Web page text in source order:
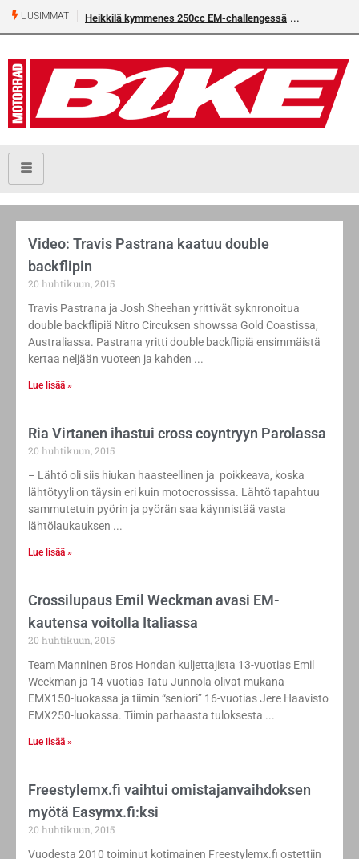
UUSIMMAT Heikkilä kymmenes 250cc EM-challengessä
Video: Travis Pastrana kaatuu double
backflipin
20 huhtikuun, 2015
Travis Pastrana ja Josh Sheehan yrittivät syknronoitua
double backflipiä Nitro Circuksen showssa Gold Coastissa,
Australiassa. Pastrana yritti double backflipiä ensimmäistä
kertaa neljään vuoteen ja kahden
Lue lisää »
Ria Virtanen ihastui cross coyntryyn Parolassa
20 huhtikuun, 2015
– Lähtö oli siis hiukan haasteellinen ja poikkeava, koska
lähtötyyli on täysin eri kuin motocrossissa. Lähtö tapahtuu
sammutetuin pyörin ja pyörän saa käynnistää vasta
lähtölaukauksen
Lue lisää »
Crossilupaus Emil Weckman avasi EM-
kautensa voitolla Italiassa
20 huhtikuun, 2015
Team Manninen Bros Hondan kuljettajista 13-vuotias Emil
Weckman ja 14-vuotias Tatu Junnola olivat mukana
EMX150-luokassa ja tiimin “seniori” 16-vuotias Jere Haavisto
EMX250-luokassa. Tiimin parhaasta tuloksesta
Lue lisää »
Freestylemx.fi vaihtui omistajanvaihdoksen
myötä Easymx.fi:ksi
20 huhtikuun, 2015
Vuodesta 2010 toiminut kotimainen Freestylemx.fi ostettiin